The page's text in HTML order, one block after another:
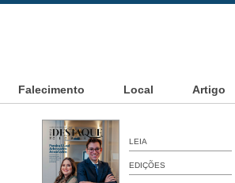
Falecimento Local Artigo
LEIA
EDIÇÕES